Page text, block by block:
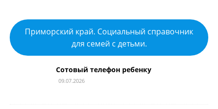
Приморский край. Социальный справочник
для семей с детьми.
Сотовый телефон ребенку
09.07.2026